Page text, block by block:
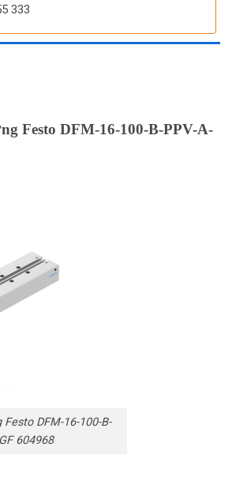
333
Festo DFM-16-100-B-PPV-A-
DFM-16-100-B-
604968